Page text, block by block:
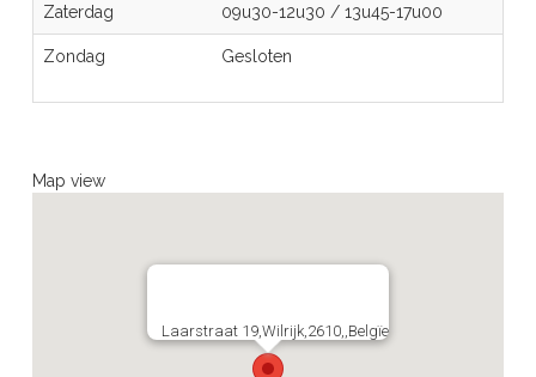
Zaterdag 09u30-12u30 /13u45-17u00
Zondag Gesloten
Map view
Laarstraat 19,Wilrijk,2610,,Belgïe